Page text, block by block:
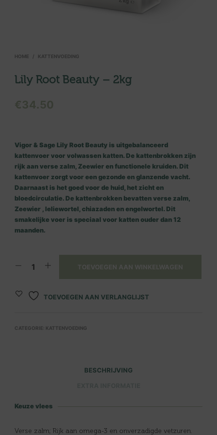
HOME / KATTENVOEDING
Lily Root Beauty – 2kg
€34.50
Vigor & Sage Lily Root Beauty is uitgebalanceerd
kattenvoer voor volwassen katten. De kattenbrokken zijn
rijk aan verse zalm, Zeewier en functionele kruiden. Dit
kattenvoer zorgt voor een gezonde en glanzende vacht.
Daarnaast is het goed voor de huid, het zicht en
bloedcirculatie. De kattenbrokken bevatten verse zalm,
Zeewier , leliewortel, chiazaden en engelwortel. Dit
smakelijke voer is speciaal voor katten ouder dan 12
maanden.
TOEVOEGEN AAN WINKELWAGEN
TOEVOEGEN AAN VERLANGLIJST
CATEGORIE: KATTENVOEDING
BESCHRIJVING
Keuze vlees
Verse zalm; Rijk aan omega-3 en onverzadigde vetzuren.